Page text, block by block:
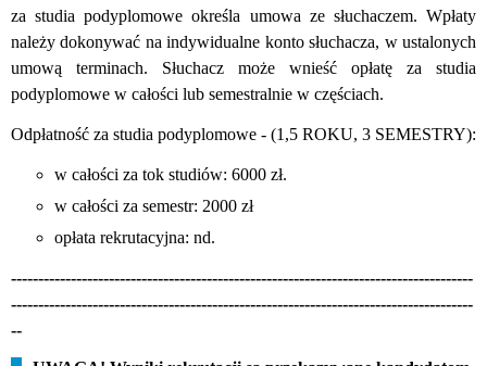
za studia podyplomowe określa umowa ze słuchaczem. Wpłaty
należy dokonywać na indywidualne konto słuchacza, w ustalonych
umową terminach. Słuchacz może wnieść opłatę za studia
podyplomowe w całości lub semestralnie w częściach.
Odpłatność za studia podyplomowe - (1,5 ROKU, 3 SEMESTRY):
w całości za tok studiów: 6000 zł.
w całości za semestr: 2000 zł
opłata rekrutacyjna: nd.
-------------------------------------------------------------------------------------
-------------------------------------------------------------------------------------
--